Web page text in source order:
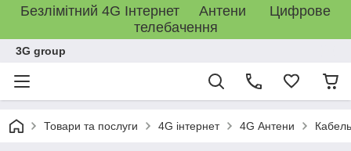
Безлімітний 4G Інтернет Антени Цифрове
телебачення
3G group
Товари та послуги 4G інтернет 4G Антени